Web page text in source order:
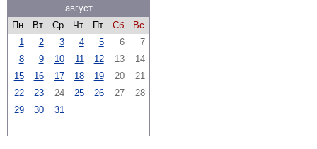
август
Пн
Вт Ср Чт Пт Сб
Вс
1
2 3 4 5 6
7
8
9 10 11 12 13
14
15
16 17 18 19 20
21
22
23 24 25 26 27
28
29
30 31